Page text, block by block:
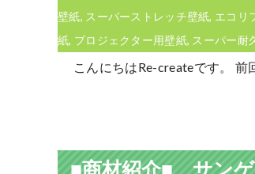
壁紙, スーパーストレッチ壁紙, エコリ
紙, プロジェクター用壁紙, スーパー耐
こんにちはRe-createです。